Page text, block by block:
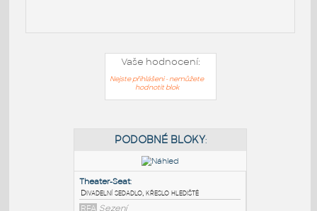
Vaše hodnocení:
Nejste přihlášeni - nemůžete
hodnotit blok